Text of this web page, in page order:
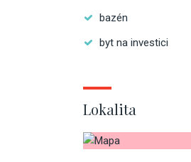
bazén
byt na investici
Lokalita